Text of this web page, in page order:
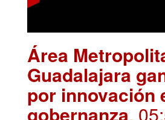
Área
Guadalajara
por innovación
gobernanza.